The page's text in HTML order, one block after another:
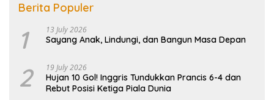
Berita Populer
1 13 July 2026
Sayang Anak, Lindungi, dan Bangun Masa Depan
2 19 July 2026
Hujan 10 Gol! Inggris Tundukkan Prancis 6-4 dan
Rebut Posisi Ketiga Piala Dunia